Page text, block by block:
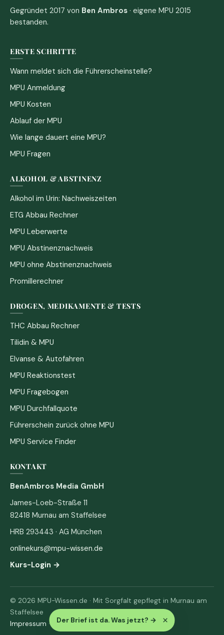
Der Brief ist da. Was jetzt? → ×
Gegründet 2017 von Ben Ambros · eigene MPU 2015
bestanden.
ERSTE SCHRITTE
Wann meldet sich die Führerscheinstelle?
MPU Anmeldung
MPU Kosten
Ablauf der MPU
Wie lange dauert eine MPU?
MPU Fragen
ALKOHOL & ABSTINENZ
Alkohol im Urin: Nachweiszeiten
ETG Abbau Rechner
MPU Leberwerte
MPU Abstinenznachweis
MPU ohne Abstinenznachweis
Promillerechner
DROGEN, MEDIKAMENTE & TESTS
THC Abbau Rechner
Tilidin & MPU
Elvanse & Autofahren
MPU Reaktionstest
MPU Fragebogen
MPU Durchfallquote
Führerschein zurück ohne MPU
MPU Service Finder
KONTAKT
BenAmbros Media GmbH
James-Loeb-Straße 11
82418 Murnau am Staffelsee
HRB 293443 · AG München
onlinekurs@mpu-wissen.de
Kurs-Login →
© 2026 MPU-Wissen.de · Mit Sorgfalt gepflegt in Murnau am
Staffelsee
Impressum · Datenschutz & AGB